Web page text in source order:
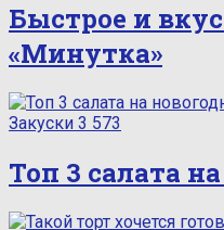
Быстрое и
«Минутка»
Закуски 3 573
Топ 3 салата